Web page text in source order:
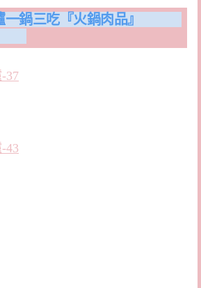
鍋三吃『火鍋肉品』